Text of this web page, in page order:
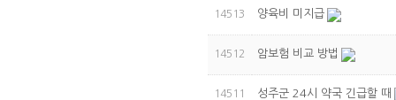
14513 양육비 미지급
14512 암보험 비교 방법
14511 성주군 24시 약국 긴급할 때